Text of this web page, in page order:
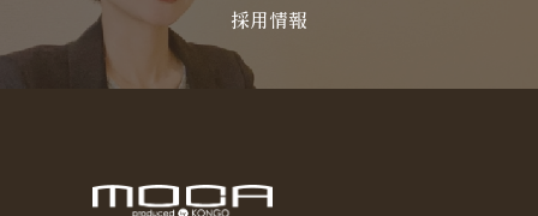
採用情報